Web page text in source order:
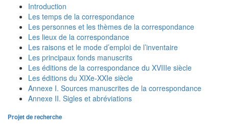
Introduction
Les temps de la correspondance
Les personnes et les thèmes de la correspondance
Les lieux de la correspondance
Les raisons et le mode d’emploi de l’inventaire
Les principaux fonds manuscrits
Les éditions de la correspondance du XVIIIe siècle
Les éditions du XIXe-XXIe siècle
Annexe I. Sources manuscrites de la correspondance
Annexe II. Sigles et abréviations
Projet de recherche